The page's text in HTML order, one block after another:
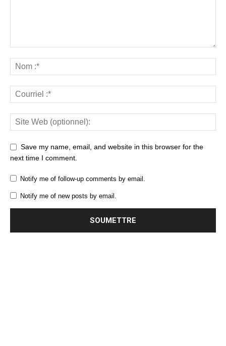
Save my name, email, and website in this browser for the
next time I comment.
Notify me of follow-up comments by email.
Notify me of new posts by email.